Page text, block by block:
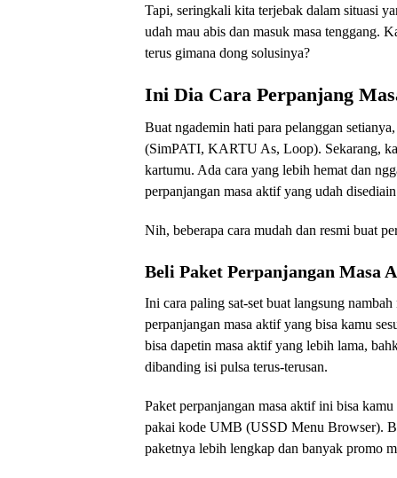
Tapi, seringkali kita terjebak dalam situasi
udah mau abis dan masuk masa tenggang.
terus gimana dong solusinya?
Ini Dia Cara Perpanjang
Buat ngademin hati para pelanggan
(SimPATI, KARTU As, Loop). Sekarang,
kartumu. Ada cara yang lebih hemat dan
perpanjangan masa aktif yang udah
Nih, beberapa cara mudah dan resmi buat
Beli Paket Perpanjangan Masa
Ini cara paling sat-set buat langsung
perpanjangan masa aktif yang bisa kamu
bisa dapetin masa aktif yang lebih lama,
dibanding isi pulsa terus-terusan.
Paket perpanjangan masa aktif ini bisa
pakai kode UMB (USSD Menu Browser).
paketnya lebih lengkap dan banyak promo